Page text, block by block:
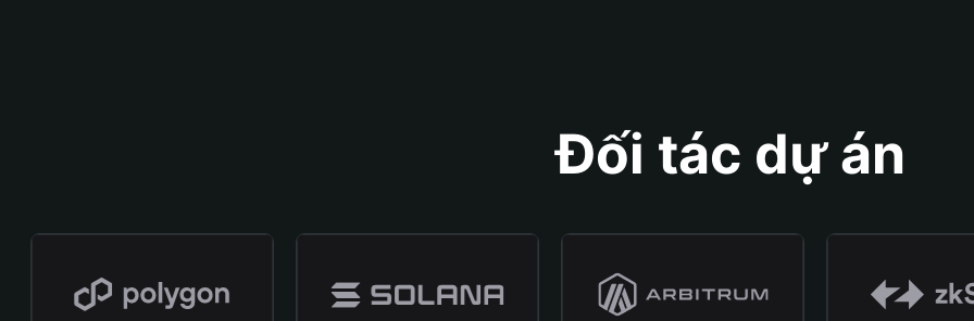
Đối tác dự án